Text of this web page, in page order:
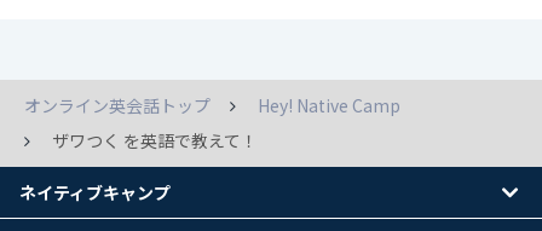
オンライン英会話トップ
Hey! Native Camp
ザワつく を英語で教えて！
ネイティブキャンプ